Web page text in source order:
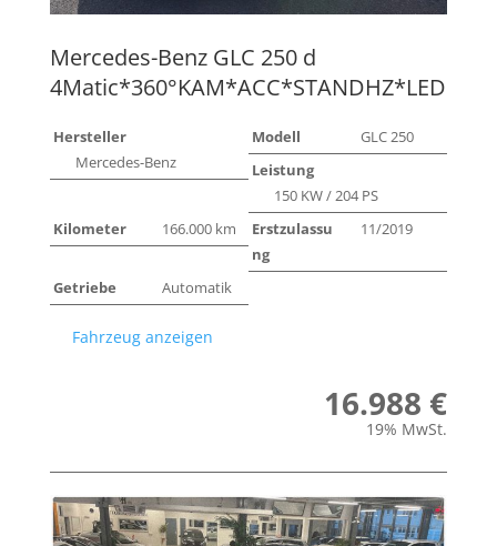
Mercedes-Benz GLC 250 d
4Matic*360°KAM*ACC*STANDHZ*LED
Hersteller
Mercedes-Benz
Modell
GLC 250
Leistung
150 KW / 204 PS
Kilometer
166.000 km
Erstzulassu
ng
11/2019
Getriebe Automatik
Fahrzeug anzeigen
16.988 €
19% MwSt.